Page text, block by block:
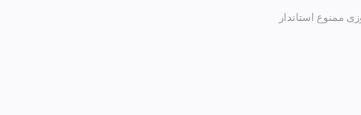
ممنوع استاندار